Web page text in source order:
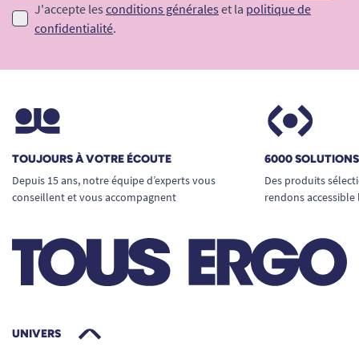
J'accepte les conditions générales et la politique de
confidentialité.
TOUJOURS À VOTRE ÉCOUTE
Depuis 15 ans, notre équipe d’experts vous
conseillent et vous accompagnent
6000
Des produits
rendons
UNIVERS